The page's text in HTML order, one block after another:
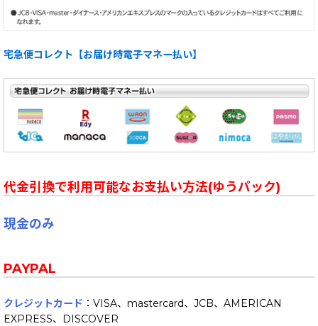
宅急便コレクト【お届け時電子マネー払い】
代金引換で利用可能なお支払い方法(ゆうパック)
現金のみ
PAYPAL
クレジットカード ：VISA、mastercard、JCB、AMERICAN
EXPRESS、DISCOVER